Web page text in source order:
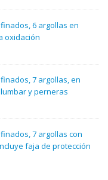
6 argollas en
oxidación
7 argollas, en
y perneras
7 argollas con
faja de protección